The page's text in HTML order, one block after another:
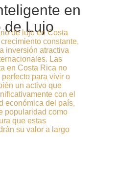
en
de Lujo
de lujo en Costa
constante,
inversión atractiva
Las
en Costa Rica no
para vivir o
un activo que
con el
económica del país,
popularidad como
que estas
su valor a largo